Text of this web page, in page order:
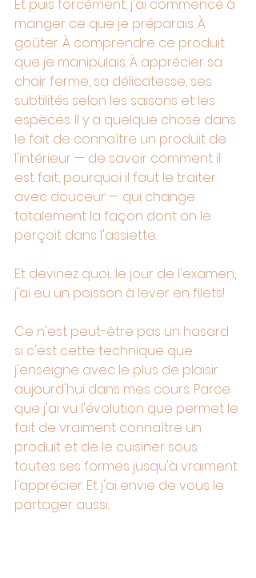
Et puis forcément, j'ai commencé à
manger ce que je préparais. À
goûter. À comprendre ce produit
que je manipulais. À apprécier sa
chair ferme, sa délicatesse, ses
subtilités selon les saisons et les
espèces. Il y a quelque chose dans
le fait de connaître un produit de
l'intérieur — de savoir comment il
est fait, pourquoi il faut le traiter
avec douceur — qui change
totalement la façon dont on le
perçoit dans l'assiette.
Et devinez quoi... le jour de l'examen,
j'ai eu un poisson à lever en filets!
Ce n'est peut-être pas un hasard
si c'est cette technique que
j'enseigne avec le plus de plaisir
aujourd'hui dans mes cours. Parce
que j'ai vu l'évolution que permet le
fait de vraiment connaître un
produit et de le cuisiner sous
toutes ses formes jusqu'à vraiment
l'apprécier. Et j'ai envie de vous le
partager aussi.